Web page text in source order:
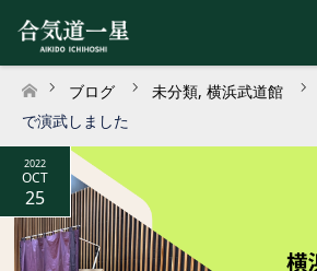
ホーム
ブログ 未分類, 横浜武道館
で演武しました
2022
OCT
25